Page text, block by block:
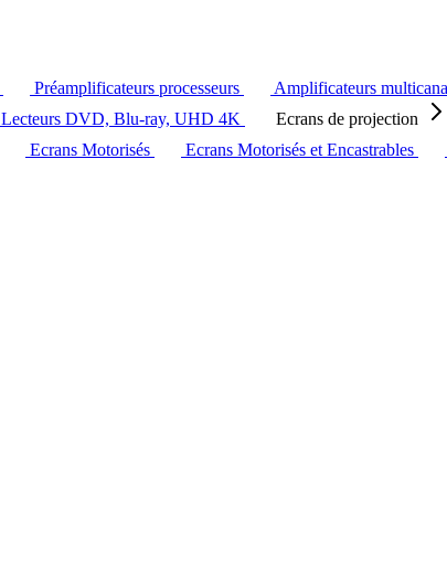
Préamplificateurs processeurs
Amplificateurs
Lecteurs DVD, Blu-ray, UHD 4K
Ecrans de projection
Ecrans Motorisés Ecrans Motorisés et Encastrables